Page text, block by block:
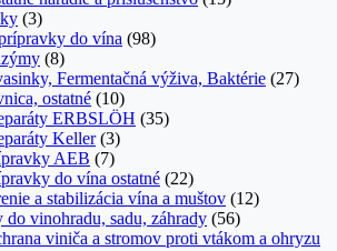
(3)
do vína (98)
(8)
Fermentačná výživa, Baktérie (27)
ostatné (10)
ERBSLÖH (35)
Keller (3)
AEB (7)
do vína ostatné (22)
a stabilizácia vína a muštov (12)
do vinohradu, sadu, záhrady (56)
viniča a stromov proti vtákom a ohryzu